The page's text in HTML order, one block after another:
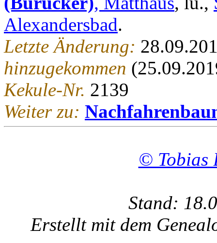
Alexandersbad.
Letzte Änderung:
hinzugekommen
Kekule-Nr. 2139
Weiter zu:
© Tobias
Stand:
Erstellt mit dem